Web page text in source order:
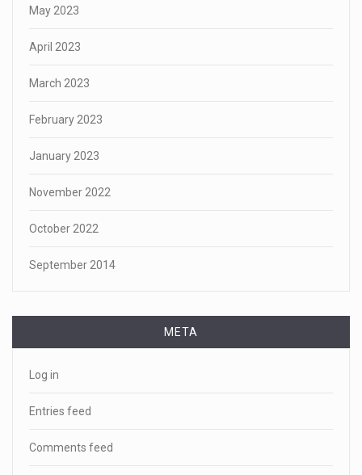
May 2023
April 2023
March 2023
February 2023
January 2023
November 2022
October 2022
September 2014
META
Log in
Entries feed
Comments feed